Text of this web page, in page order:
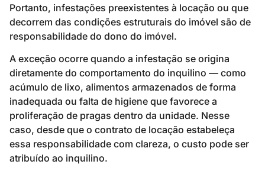
Portanto, infestações preexistentes à locação ou que
decorrem das condições estruturais do imóvel são de
responsabilidade do dono do imóvel.
A exceção ocorre quando a infestação se origina
diretamente do comportamento do inquilino — como
acúmulo de lixo, alimentos armazenados de forma
inadequada ou falta de higiene que favorece a
proliferação de pragas dentro da unidade. Nesse
caso, desde que o contrato de locação estabeleça
essa responsabilidade com clareza, o custo pode ser
atribuído ao inquilino.